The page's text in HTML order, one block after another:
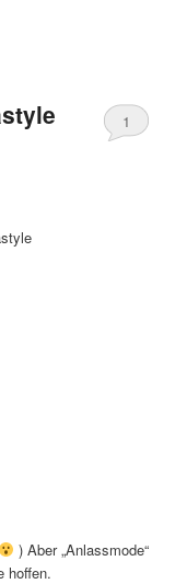
1
) Aber „Anlassmode“
hoffen.